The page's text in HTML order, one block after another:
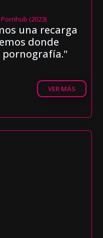
(2023)
una recarga
donde
VER MÁS